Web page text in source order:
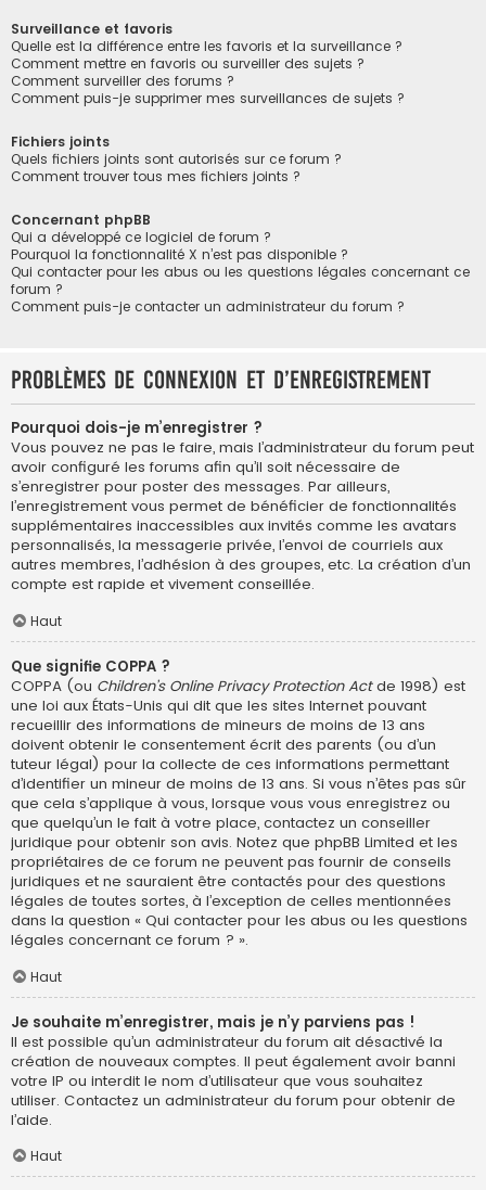
Surveillance et favoris
Quelle est la différence entre les favoris et la surveillance ?
Comment mettre en favoris ou surveiller des sujets ?
Comment surveiller des forums ?
Comment puis-je supprimer mes surveillances de sujets ?
Fichiers joints
Quels fichiers joints sont autorisés sur ce forum ?
Comment trouver tous mes fichiers joints ?
Concernant phpBB
Qui a développé ce logiciel de forum ?
Pourquoi la fonctionnalité X n’est pas disponible ?
Qui contacter pour les abus ou les questions légales concernant ce
forum ?
Comment puis-je contacter un administrateur du forum ?
Problèmes de connexion et d’enregistrement
Pourquoi dois-je m’enregistrer ?
Vous pouvez ne pas le faire, mais l’administrateur du forum peut
avoir configuré les forums afin qu’il soit nécessaire de
s’enregistrer pour poster des messages. Par ailleurs,
l’enregistrement vous permet de bénéficier de fonctionnalités
supplémentaires inaccessibles aux invités comme les avatars
personnalisés, la messagerie privée, l’envoi de courriels aux
autres membres, l’adhésion à des groupes, etc. La création d’un
compte est rapide et vivement conseillée.
Haut
Que signifie COPPA ?
COPPA (ou Children’s Online Privacy Protection Actde 1998) est
une loi aux États-Unis qui dit que les sites Internet pouvant
recueillir des informations de mineurs de moins de 13 ans
doivent obtenir le consentement écrit des parents (ou d’un
tuteur légal) pour la collecte de ces informations permettant
d’identifier un mineur de moins de 13 ans. Si vous n’êtes pas sûr
que cela s’applique à vous, lorsque vous vous enregistrez ou
que quelqu’un le fait à votre place, contactez un conseiller
juridique pour obtenir son avis. Notez que phpBB Limited et les
propriétaires de ce forum ne peuvent pas fournir de conseils
juridiques et ne sauraient être contactés pour des questions
légales de toutes sortes, à l’exception de celles mentionnées
dans la question « Qui contacter pour les abus ou les questions
légales concernant ce forum ? ».
Haut
Je souhaite m’enregistrer, mais je n’y parviens pas !
Il est possible qu’un administrateur du forum ait désactivé la
création de nouveaux comptes. Il peut également avoir banni
votre IP ou interdit le nom d’utilisateur que vous souhaitez
utiliser. Contactez un administrateur du forum pour obtenir de
l’aide.
Haut